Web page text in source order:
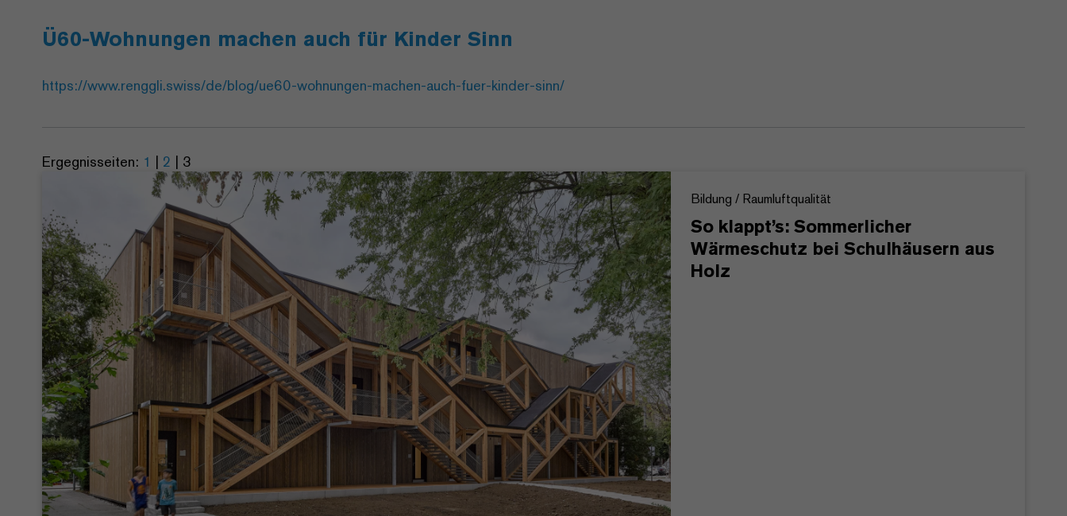
Ü60-Wohnungen machen auch für Kinder Sinn
https://www.renggli.swiss/de/blog/ue60-wohnungen-machen-auch-fuer-kinder-sinn/
Ergegnisseiten: 1 | 2 | 3
Bildung / Raumluftqualität
So klappt’s: Sommerlicher
Wärmeschutz bei Schulhäusern aus
Holz